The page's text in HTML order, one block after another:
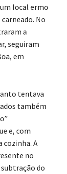
local ermo
No
a
seguiram
em
tentava
também
e, com
cozinha. A
no
do